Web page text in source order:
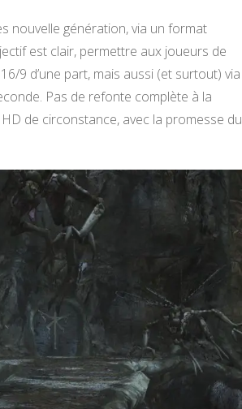
nouvelle génération, via un format
est clair, permettre aux joueurs de
9 d’une part, mais aussi (et surtout) via
Pas de refonte complète à la
de circonstance, avec la promesse du